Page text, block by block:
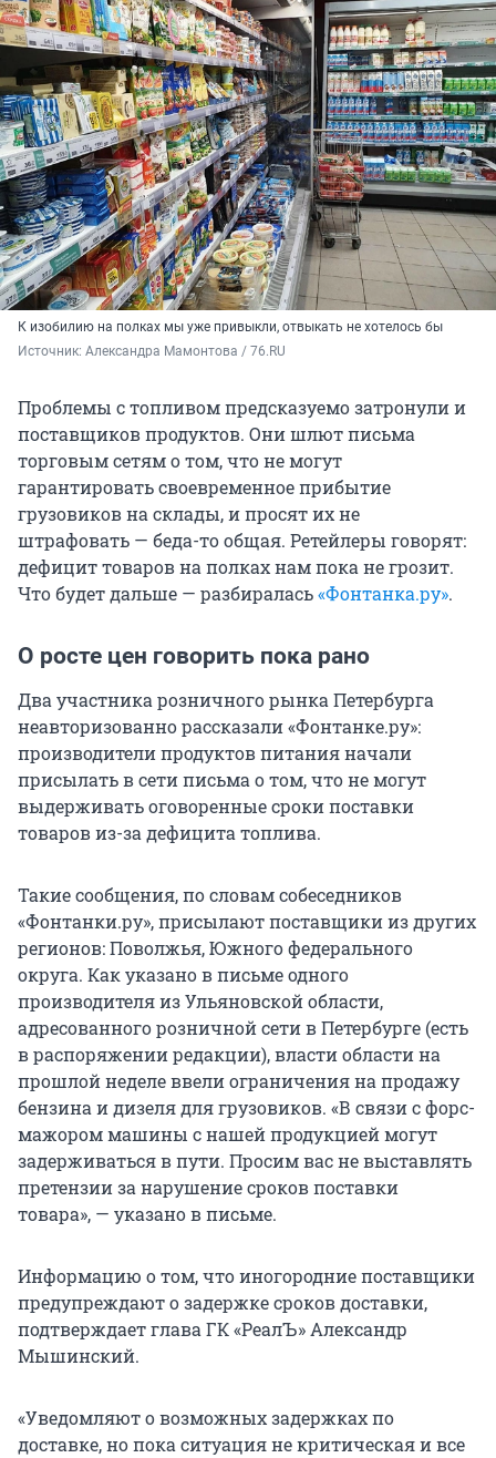
К изобилию на полках мы уже привыкли, отвыкать не хотелось бы
Источник: Александра Мамонтова / 76.RU
Проблемы с топливом предсказуемо затронули и
поставщиков продуктов. Они шлют письма
торговым сетям о том, что не могут
гарантировать своевременное прибытие
грузовиков на склады, и просят их не
штрафовать — беда-то общая. Ретейлеры говорят:
дефицит товаров на полках нам пока не грозит.
Что будет дальше — разбиралась«Фонтанка.ру».
О росте цен говорить пока рано
Два участника розничного рынка Петербурга
неавторизованно рассказали «Фонтанке.ру»:
производители продуктов питания начали
присылать в сети письма о том, что не могут
выдерживать оговоренные сроки поставки
товаров из-за дефицита топлива.
Такие сообщения, по словам собеседников
«Фонтанки.ру», присылают поставщики из других
регионов: Поволжья, Южного федерального
округа. Как указано в письме одного
производителя из Ульяновской области,
адресованного розничной сети в Петербурге (есть
в распоряжении редакции), власти области на
прошлой неделе ввели ограничения на продажу
бензина и дизеля для грузовиков. «В связи с форс-
мажором машины с нашей продукцией могут
задерживаться в пути. Просим вас не выставлять
претензии за нарушение сроков поставки
товара», — указано в письме.
Информацию о том, что иногородние поставщики
предупреждают о задержке сроков доставки,
подтверждает глава ГК «РеалЪ» Александр
Мышинский.
«Уведомляют о возможных задержках по
доставке, но пока ситуация не критическая и все